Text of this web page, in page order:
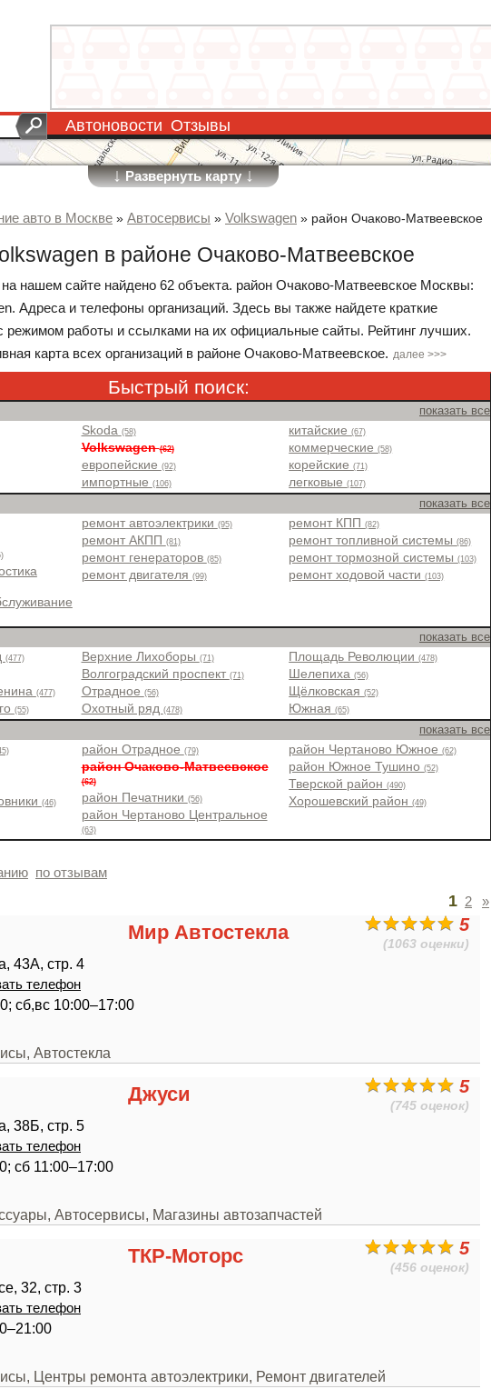
Автоновости Отзывы
↓Развернуть карту↓
авто в Москве » Автосервисы » Volkswagen » район Очаково-Матвеевское
в районе Очаково-Матвеевское
на нашем сайте найдено 62 объекта. район Очаково-Матвеевское Москвы:
Адреса и телефоны организаций. Здесь вы также найдете краткие
режимом работы и ссылками на их официальные сайты. Рейтинг лучших.
карта всех организаций в районе Очаково-Матвеевское. далее >>>
Быстрый поиск:
показать все
Skoda (58)
Volkswagen(62)
европейские (92)
импортные (106)
китайские(67)
коммерческие(58)
корейские(71)
легковые(107)
показать все
ремонт автоэлектрики (95)
ремонт АКПП (81)
ремонт генераторов (85)
ремонт двигателя (99)
ремонт КПП(82)
ремонт топливной системы(86)
ремонт тормозной системы(103)
ремонт ходовой части(103)
показать все
(477)
(477)
(55)
Верхние Лихоборы (71)
Волгоградский проспект (71)
Отрадное (56)
Охотный ряд (478)
Площадь Революции(478)
Шелепиха(56)
Щёлковская(52)
Южная(65)
показать все
(46)
район Отрадное (79)
район Очаково-Матвеевское
(62)
район Печатники (56)
район Чертаново Центральное
(63)
район Чертаново Южное(62)
район Южное Тушино(52)
Тверской район(490)
Хорошевский район(49)
по отзывам
1 2 »
5
(1063 оценки)
Мир Автостекла
43А, стр. 4
телефон
сб,вс 10:00–17:00
Автостекла
5
(745 оценок)
Джуси
38Б, стр. 5
телефон
сб 11:00–17:00
Автосервисы, Магазины автозапчастей
5
(456 оценок)
ТКР-Моторс
32, стр. 3
телефон
Центры ремонта автоэлектрики, Ремонт двигателей